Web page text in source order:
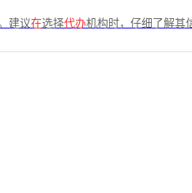
建议在选择代办机构时，仔细了解其